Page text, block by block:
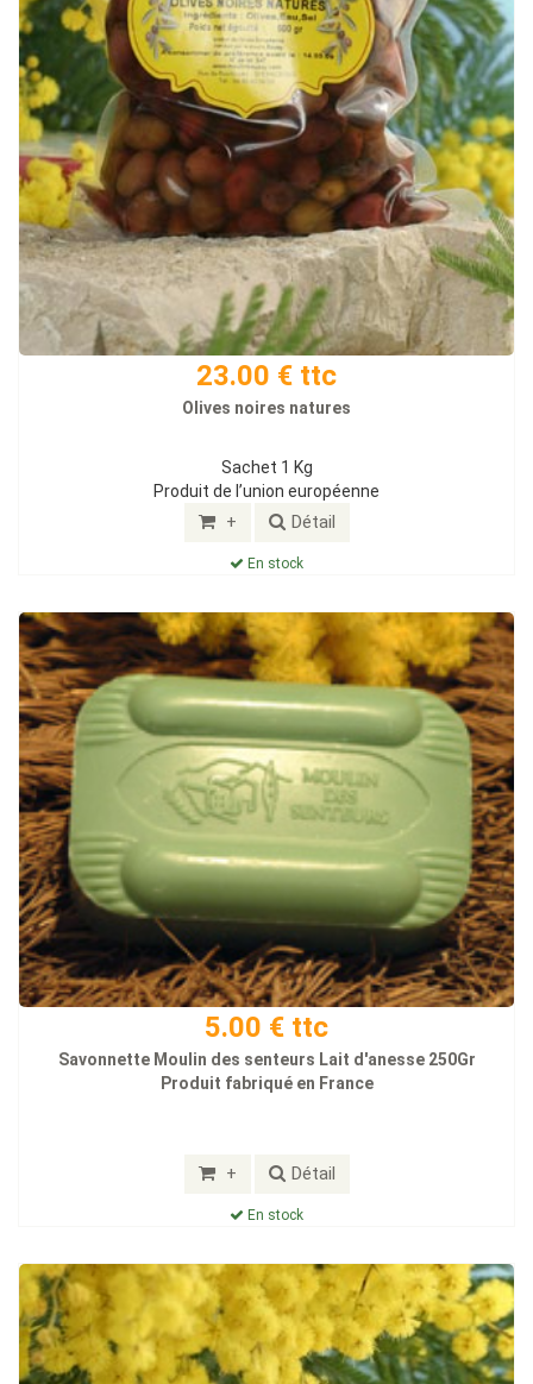
23.00 € ttc
Olives noires natures
Sachet 1 Kg
Produit de l’union européenne
+ Détail
En stock
5.00 € ttc
Savonnette Moulin des senteurs Lait d'anesse 250Gr
Produit fabriqué en France
+ Détail
En stock